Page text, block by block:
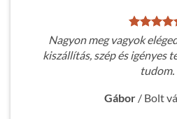
Nagyon meg vagyok
kiszállítás, szép és igényes
tudom.
Gábor / Bolt